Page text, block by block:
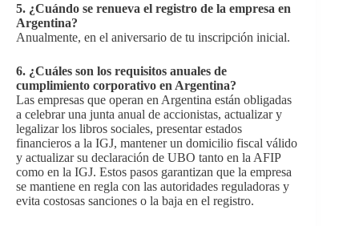
5. ¿Cuándo se renueva el registro de la empresa en
Argentina?
Anualmente, en el aniversario de tu inscripción inicial.
6. ¿Cuáles son los requisitos anuales de
cumplimiento corporativo en Argentina?
Las empresas que operan en Argentina están obligadas
a celebrar una junta anual de accionistas, actualizar y
legalizar los libros sociales, presentar estados
financieros a la IGJ, mantener un domicilio fiscal válido
y actualizar su declaración de UBO tanto en la AFIP
como en la IGJ. Estos pasos garantizan que la empresa
se mantiene en regla con las autoridades reguladoras y
evita costosas sanciones o la baja en el registro.